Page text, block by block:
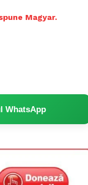
Magyar.
WhatsApp